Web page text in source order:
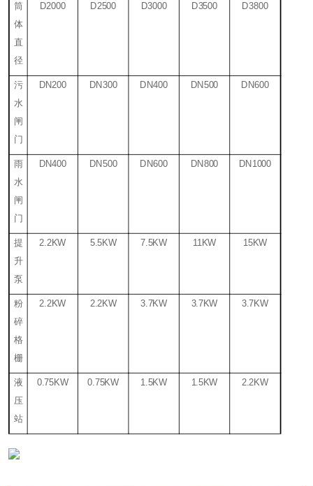
筒
体
直
径
D2000 D2500 D3000 D3500 D3800
污
水
闸
门
DN200 DN300 DN400 DN500 DN600
雨
水
闸
门
DN400 DN500 DN600 DN800 DN1000
提
升
泵
2.2KW 5.5KW 7.5KW 11KW 15KW
粉
碎
格
栅
2.2KW 2.2KW 3.7KW 3.7KW 3.7KW
液
压
站
0.75KW 0.75KW 1.5KW 1.5KW 2.2KW